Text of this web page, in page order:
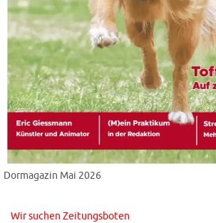
Dormagazin Mai 2026
Wir suchen Zeitungsboten